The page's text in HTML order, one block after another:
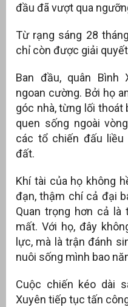
đầu đã vượt qua
Từ rạng sáng 28
chỉ còn được giải
Ban đầu, quân
ngoan cường. Bởi họ
góc nhà, từng lối thoát
quen sống ngoài
các tổ chiến đấu
đất.
Khí tài của họ không
đạn, thậm chí cả đại
Quan trọng hơn cả
mất. Với họ, đây
lực, mà là trận đánh
nuôi sống mình bao
Cuộc chiến kéo dài
Xuyên tiếp tục tấn